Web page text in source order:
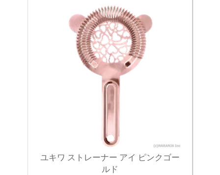
ユキワ ストレーナー アイ ピンクゴー
ルド